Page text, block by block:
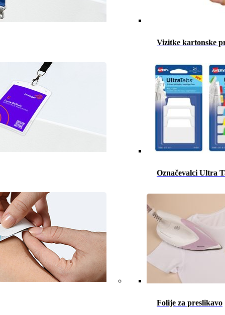
Vizitke kartonske
Označevalci Ultra
Folije za preslikavo